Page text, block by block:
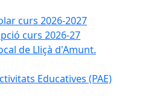
curs 2026-2027
curs 2026-27
de Lliçà d'Amunt.
Educatives (PAE)